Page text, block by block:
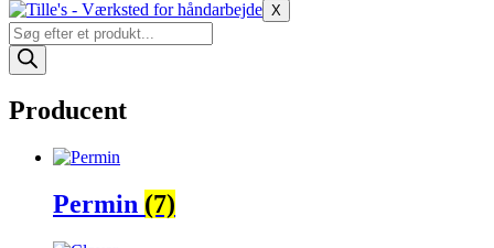
X
Products
search
Producent
Permin (7)